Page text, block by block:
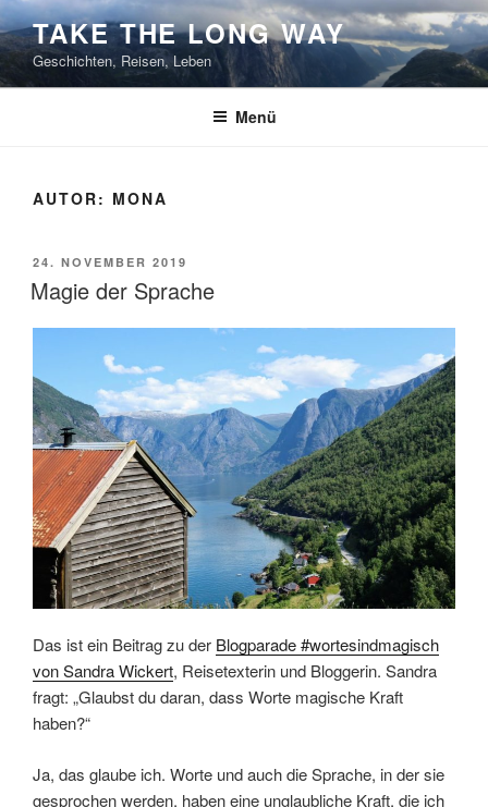
Zum
Inhalt
springen
TAKE THE LONG WAY
Geschichten, Reisen, Leben
Menü
AUTOR: MONA
VERÖFFENTLICHT
AM
24. NOVEMBER 2019
Magie der Sprache
Das ist ein Beitrag zu der Blogparade #wortesindmagisch
von Sandra Wickert, Reisetexterin und Bloggerin. Sandra
fragt: „Glaubst du daran, dass Worte magische Kraft
haben?“
Ja, das glaube ich. Worte und auch die Sprache, in der sie
gesprochen werden, haben eine unglaubliche Kraft, die ich